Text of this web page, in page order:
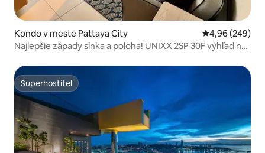
Kondo v meste Pattaya City Priemerné
4,96 (249)
Najlepšie západy slnka a poloha! UNIXX 2SP 30F výhľad na
Superhostiteľ
Superhostiteľ